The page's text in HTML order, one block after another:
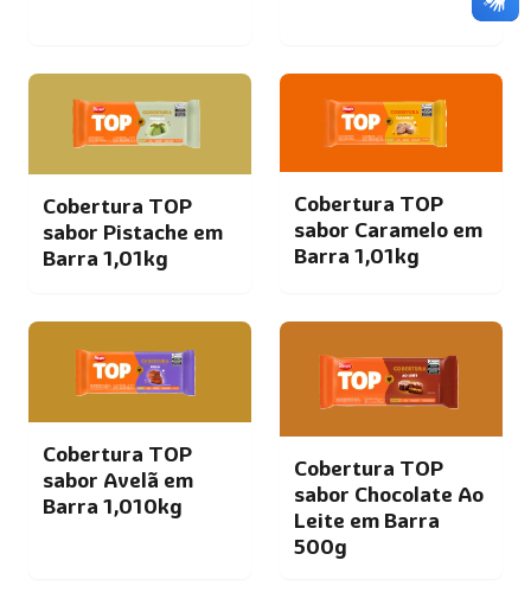
Cobertura TOP
sabor Pistache em
Barra 1,01kg
Cobertura TOP
sabor Caramelo em
Barra 1,01kg
Cobertura TOP
sabor Avelã em
Barra 1,010kg
Cobertura TOP
sabor Chocolate Ao
Leite em Barra
500g